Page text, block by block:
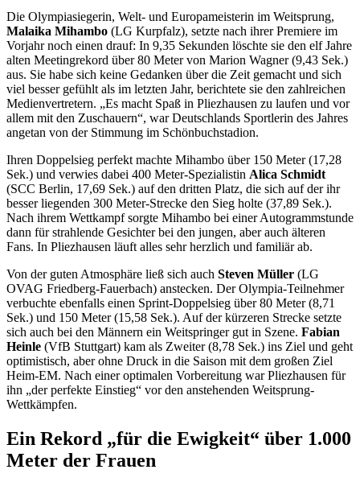
Die Olympiasiegerin, Welt- und Europameisterin im Weitsprung,
Malaika Mihambo (LG Kurpfalz), setzte nach ihrer Premiere im
Vorjahr noch einen drauf: In 9,35 Sekunden löschte sie den elf Jahre
alten Meetingrekord über 80 Meter von Marion Wagner (9,43 Sek.)
aus. Sie habe sich keine Gedanken über die Zeit gemacht und sich
viel besser gefühlt als im letzten Jahr, berichtete sie den zahlreichen
Medienvertretern. „Es macht Spaß in Pliezhausen zu laufen und vor
allem mit den Zuschauern“, war Deutschlands Sportlerin des Jahres
angetan von der Stimmung im Schönbuchstadion.
Ihren Doppelsieg perfekt machte Mihambo über 150 Meter (17,28
Sek.) und verwies dabei 400 Meter-Spezialistin Alica Schmidt
(SCC Berlin, 17,69 Sek.) auf den dritten Platz, die sich auf der ihr
besser liegenden 300 Meter-Strecke den Sieg holte (37,89 Sek.).
Nach ihrem Wettkampf sorgte Mihambo bei einer Autogrammstunde
dann für strahlende Gesichter bei den jungen, aber auch älteren
Fans. In Pliezhausen läuft alles sehr herzlich und familiär ab.
Von der guten Atmosphäre ließ sich auch Steven Müller (LG
OVAG Friedberg-Fauerbach) anstecken. Der Olympia-Teilnehmer
verbuchte ebenfalls einen Sprint-Doppelsieg über 80 Meter (8,71
Sek.) und 150 Meter (15,58 Sek.). Auf der kürzeren Strecke setzte
sich auch bei den Männern ein Weitspringer gut in Szene. Fabian
Heinle (VfB Stuttgart) kam als Zweiter (8,78 Sek.) ins Ziel und geht
optimistisch, aber ohne Druck in die Saison mit dem großen Ziel
Heim-EM. Nach einer optimalen Vorbereitung war Pliezhausen für
ihn „der perfekte Einstieg“ vor den anstehenden Weitsprung-
Wettkämpfen.
Ein Rekord „für die Ewigkeit“ über 1.000
Meter der Frauen